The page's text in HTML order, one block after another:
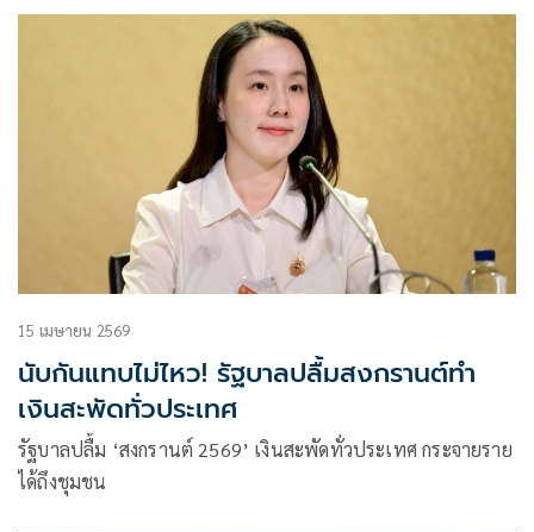
15 เมษายน 2569
นับกันแทบไม่ไหว! รัฐบาลปลื้มสงกรานต์ทำ
เงินสะพัดทั่วประเทศ
รัฐบาลปลื้ม ‘สงกรานต์ 2569’ เงินสะพัดทั่วประเทศ กระจายราย
ได้ถึงชุมชน